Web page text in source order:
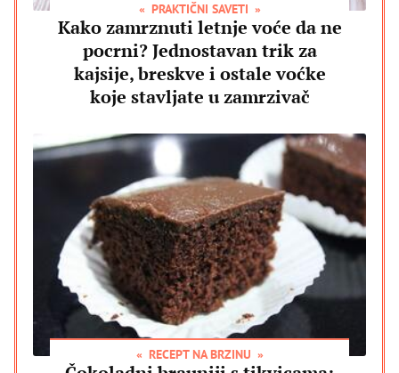
PRAKTIČNI SAVETI
Kako zamrznuti letnje voće da ne
pocrni? Jednostavan trik za
kajsije, breskve i ostale voćke
koje stavljate u zamrzivač
RECEPT NA BRZINU